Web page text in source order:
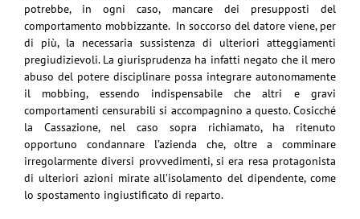
potrebbe, in ogni caso, mancare dei presupposti del
comportamento mobbizzante. In soccorso del datore viene, per
di più, la necessaria sussistenza di ulteriori atteggiamenti
pregiudizievoli. La giurisprudenza ha infatti negato che il mero
abuso del potere disciplinare possa integrare autonomamente
il mobbing, essendo indispensabile che altri e gravi
comportamenti censurabili si accompagnino a questo. Cosicché
la Cassazione, nel caso sopra richiamato, ha ritenuto
opportuno condannare l’azienda che, oltre a comminare
irregolarmente diversi provvedimenti, si era resa protagonista
di ulteriori azioni mirate all’isolamento del dipendente, come
lo spostamento ingiustificato di reparto.